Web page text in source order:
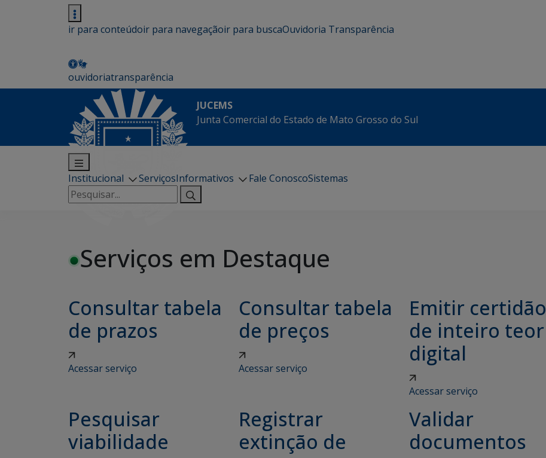
ir para conteúdoir para navegaçãoir para buscaOuvidoria Transparência
ouvidoriatransparência
JUCEMS
Junta Comercial do Estado de Mato Grosso do Sul
Institucional ServiçosInformativos Fale ConoscoSistemas
Pesquisar
por:
Serviços em Destaque
Consultar tabela
de prazos
Acessar serviço
Consultar tabela
de preços
Acessar serviço
Emitir certidão
de inteiro teor
digital
Acessar serviço
Pesquisar
viabilidade
Registrar
extinção de
Validar
documentos